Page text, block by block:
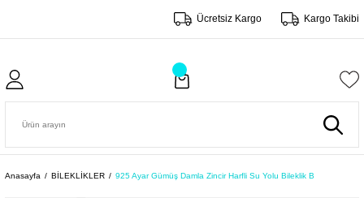
Ücretsiz Kargo Kargo Takibi
Anasayfa BİLEKLİKLER 925 Ayar Gümüş Damla Zincir Harfli Su Yolu Bileklik B